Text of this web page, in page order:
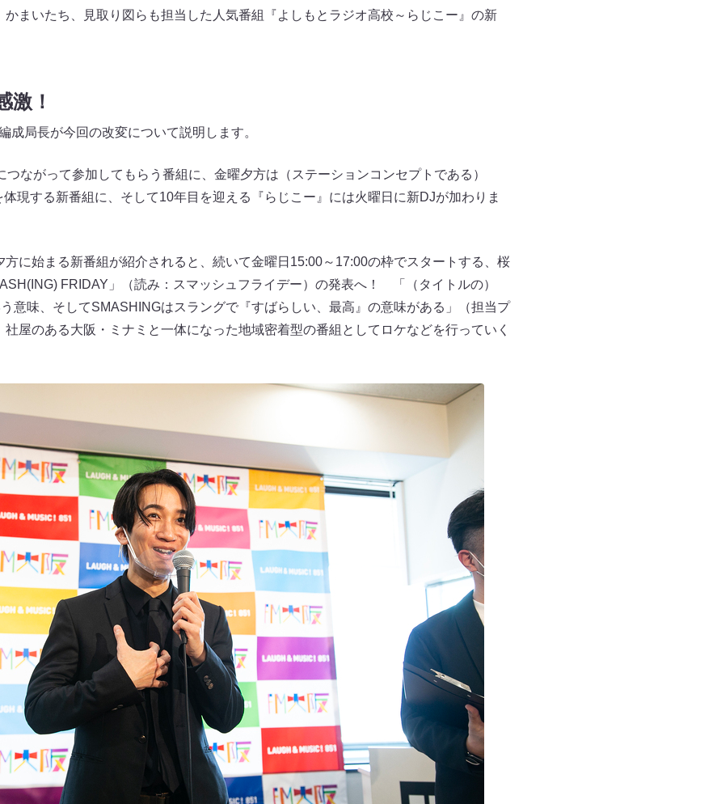
かまいたち、見取り図らも担当した人気番組『よしもとラジオ高校～らじこー』の新
激！
成局長が今回の改変について説明します。
つながって参加してもらう番組に、金曜夕方は（ステーションコンセプトである）
体現する新番組に、そして10年目を迎える『らじこー』には火曜日に新DJが加わりま
方に始まる新番組が紹介されると、続いて金曜日15:00～17:00の枠でスタートする、桜
FRIDAY」（読み：スマッシュフライデー）の発表へ！ 「（タイトルの）
意味、そしてSMASHINGはスラングで『すばらしい、最高』の意味がある」（担当プ
社屋のある大阪・ミナミと一体になった地域密着型の番組としてロケなどを行っていく